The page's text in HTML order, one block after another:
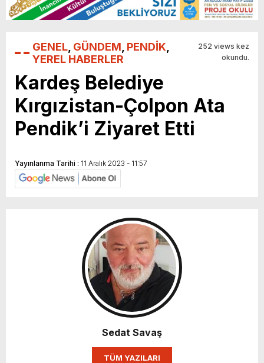
GENEL, GÜNDEM, PENDİK,
YEREL HABERLER
252 views kez
okundu.
Kardeş Belediye
Kırgızistan-Çolpon Ata
Pendik’i Ziyaret Etti
Yayınlanma Tarihi : 11 Aralık 2023 - 11:57
Sedat Savaş
TÜM YAZILARI